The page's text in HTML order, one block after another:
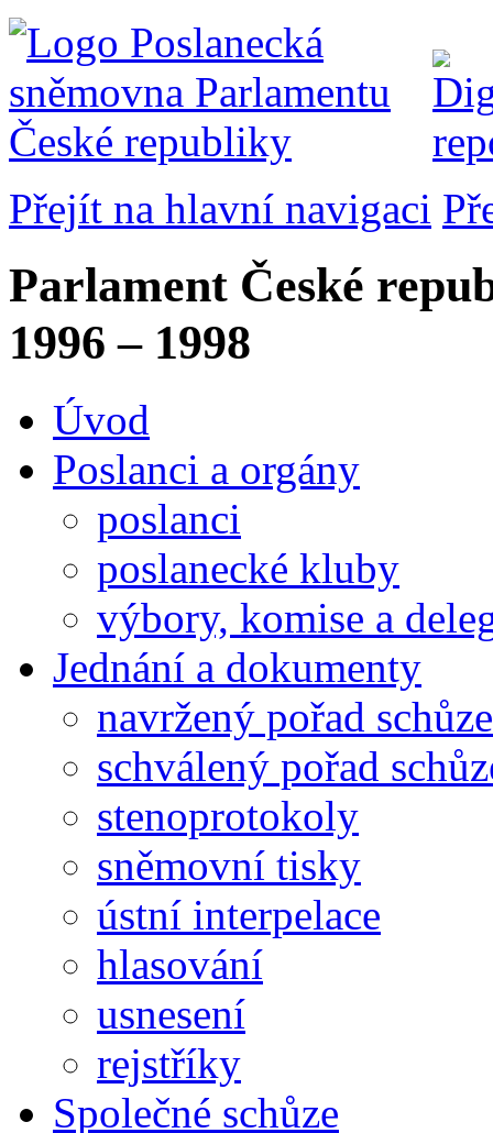
Přejít na hlavní navigaci
Parlament České
1996 – 1998
Úvod
Poslanci a orgány
poslanci
poslanecké kluby
výbory, komise a
Jednání a dokumenty
navržený pořad schůze
schválený pořad
stenoprotokoly
sněmovní tisky
ústní interpelace
hlasování
usnesení
rejstříky
Společné schůze